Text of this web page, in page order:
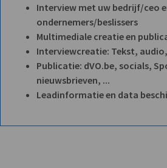
Interview met uw bedrijf/ceo
ondernemers/beslissers
Multimediale creatie en
Interviewcreatie: Tekst,
Publicatie: dVO.be, socials,
nieuwsbrieven, ...
Leadinformatie en data